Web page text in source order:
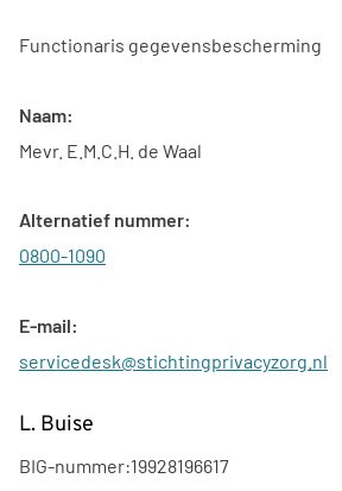
Functionaris gegevensbescherming
Naam:
Mevr. E.M.C.H. de Waal
Alternatief nummer:
0800-1090
E-mail:
servicedesk@stichtingprivacyzorg.nl
L. Buise
BIG-nummer:19928196617